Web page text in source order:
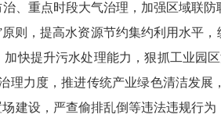
、 重点时段大气治理， 加强区域联防
原则，提高水资源节约集约利用水平，
加快提升污水处理能力，狠抓工业园
理力度，推进传统产业绿色清洁发展，
建设， 严查偷排乱倒等违法违规行为